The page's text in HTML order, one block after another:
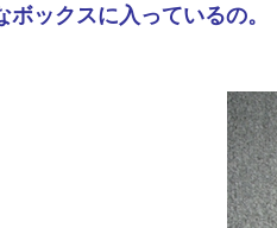
ボックスに入っているの。